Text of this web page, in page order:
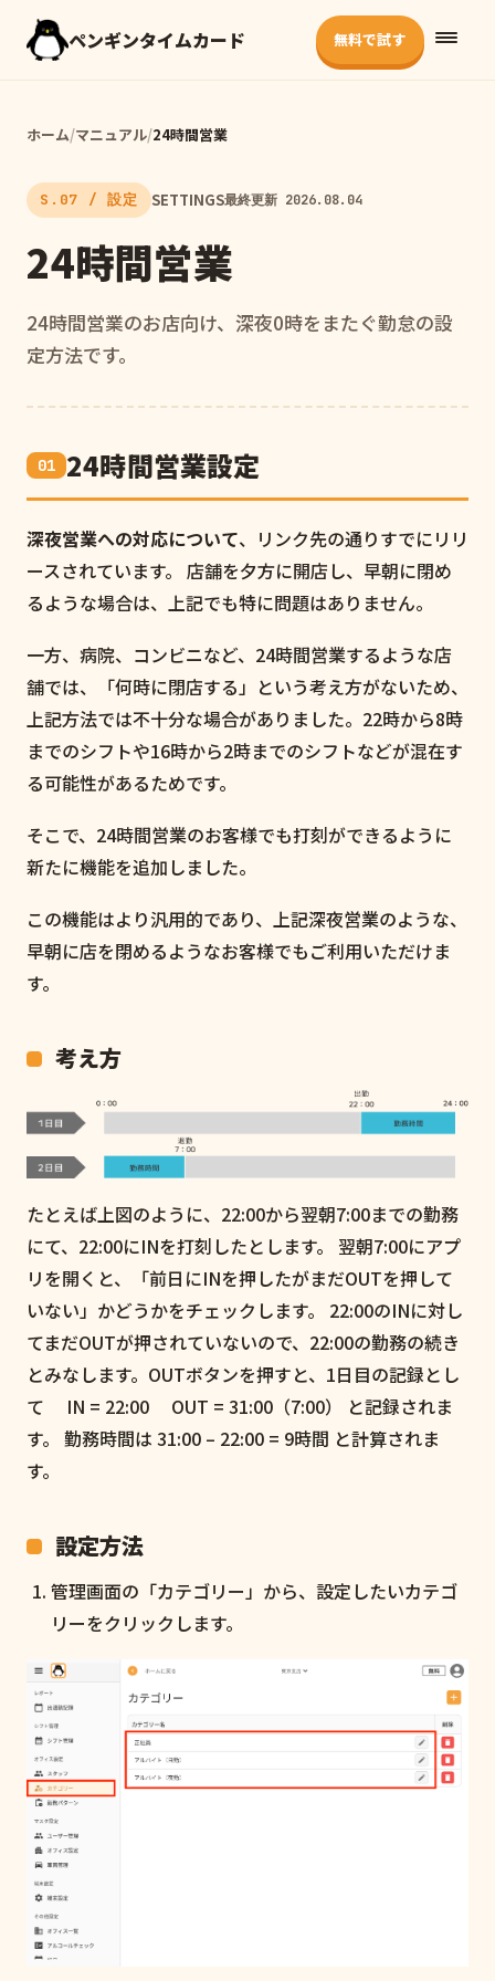
ペンギンタイムカード 無料で試す
ホーム/マニュアル/24時間営業
S.07 / 設定 SETTINGS最終更新 2026.08.04
24時間営業
24時間営業のお店向け、深夜0時をまたぐ勤怠の設
定方法です。
24時間営業設定
深夜営業への対応について、リンク先の通りすでにリリ
ースされています。 店舗を夕方に開店し、早朝に閉め
るような場合は、上記でも特に問題はありません。
一方、病院、コンビニなど、24時間営業するような店
舗では、「何時に閉店する」という考え方がないため、
上記方法では不十分な場合がありました。22時から8時
までのシフトや16時から2時までのシフトなどが混在す
る可能性があるためです。
そこで、24時間営業のお客様でも打刻ができるように
新たに機能を追加しました。
この機能はより汎用的であり、上記深夜営業のような、
早朝に店を閉めるようなお客様でもご利用いただけま
す。
考え方
たとえば上図のように、22:00から翌朝7:00までの勤務
にて、22:00にINを打刻したとします。 翌朝7:00にアプ
リを開くと、「前日にINを押したがまだOUTを押して
いない」かどうかをチェックします。 22:00のINに対し
てまだOUTが押されていないので、22:00の勤務の続き
とみなします。OUTボタンを押すと、1日目の記録とし
て IN = 22:00 OUT = 31:00（7:00） と記録されま
す。 勤務時間は 31:00 – 22:00 = 9時間 と計算されま
す。
設定方法
管理画面の「カテゴリー」から、設定したいカテゴ
リーをクリックします。